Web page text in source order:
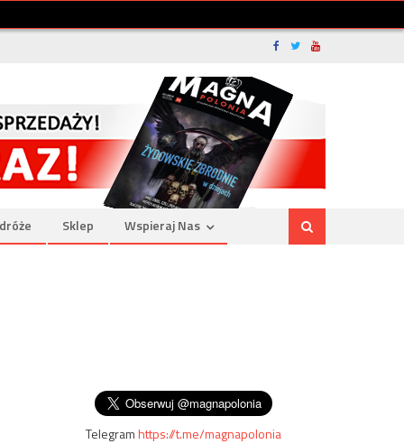
Sklep Wspieraj Nas
Telegramhttps://t.me/magnapolonia